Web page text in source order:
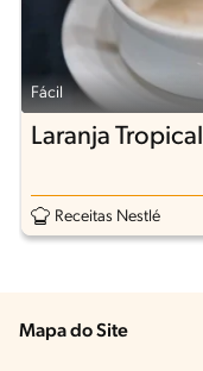
Fácil
Laranja Tropical
Receitas Nestlé
Mapa do Site